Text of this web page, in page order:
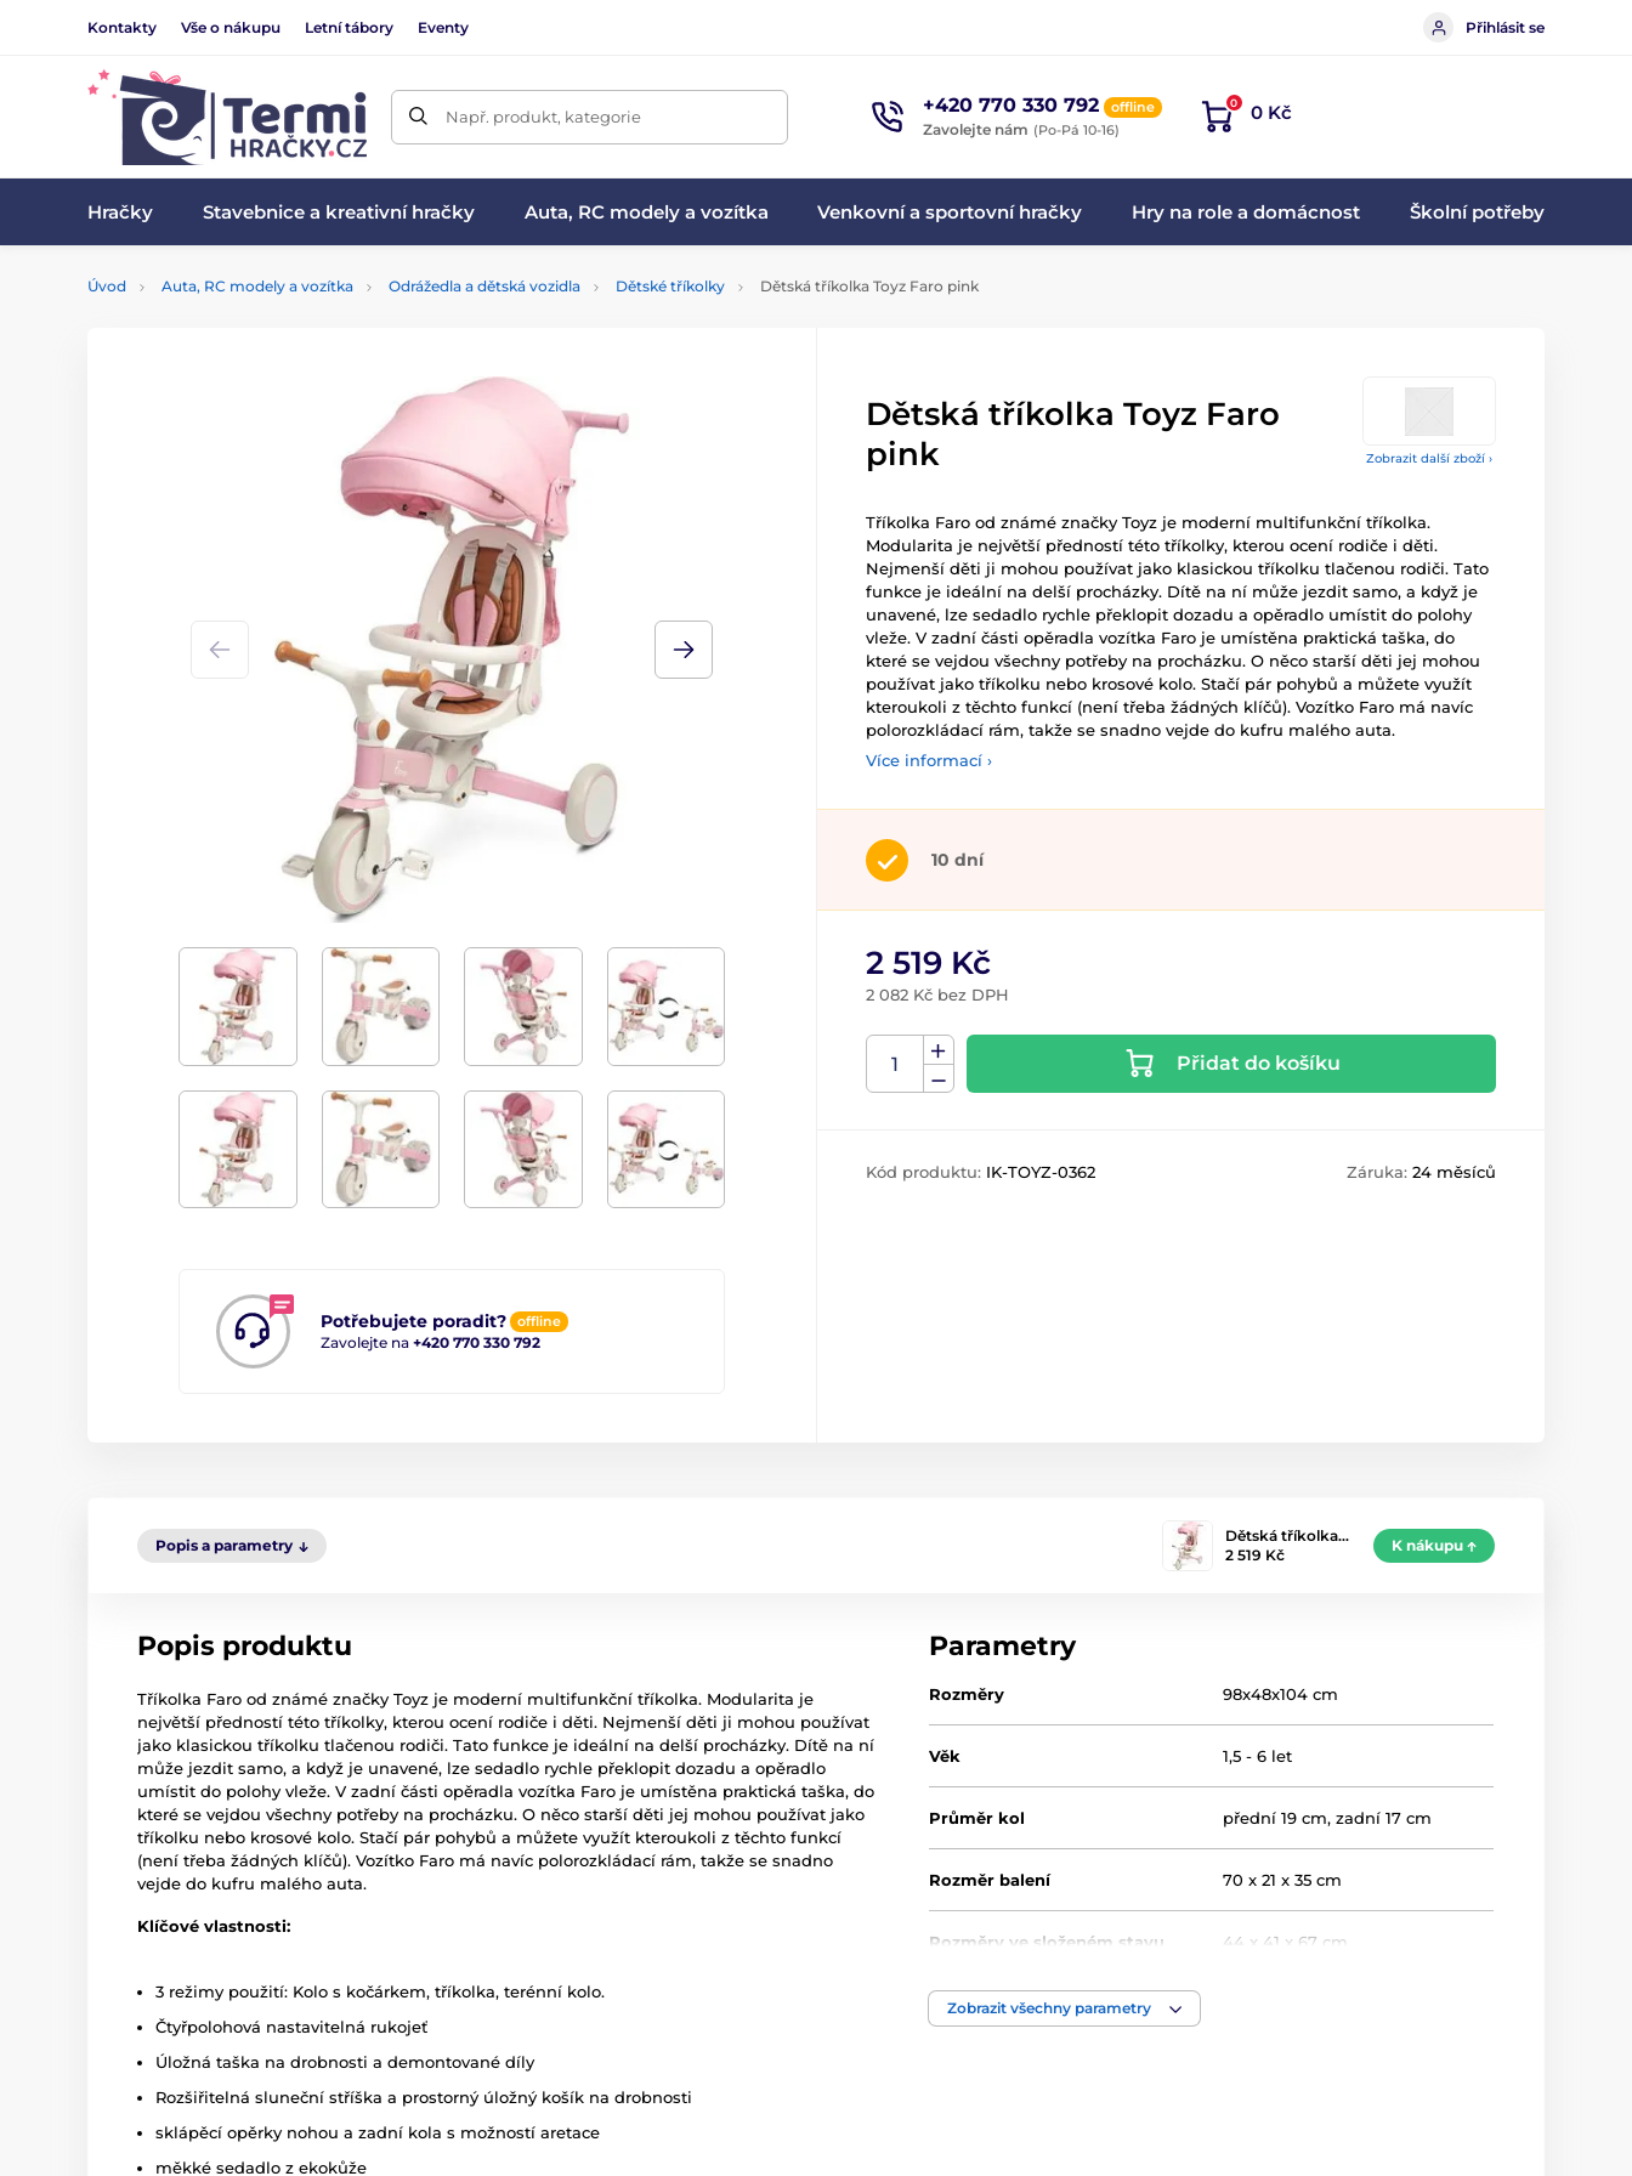
Kontakty Vše o nákupu Letní tábory Eventy Přihlásit se
Např. produkt, kategorie +420 770 330 792 offline
Zavolejte nám (Po-Pá 10-16)
0 0 Kč
Hračky Stavebnice a kreativní hračky Auta, RC modely a vozítka Venkovní a sportovní hračky Hry na role a domácnost Školní potřeby
Úvod Auta, RC modely a vozítka Odrážedla a dětská vozidla Dětské tříkolky Dětská tříkolka Toyz Faro pink
Zobrazit další zboží ›
Potřebujete poradit? offline
Zavolejte na +420 770 330 792
Dětská tříkolka Toyz Faro
pink
Tříkolka Faro od známé značky Toyz je moderní multifunkční tříkolka.
Modularita je největší předností této tříkolky, kterou ocení rodiče i děti.
Nejmenší děti ji mohou používat jako klasickou tříkolku tlačenou rodiči. Tato
funkce je ideální na delší procházky. Dítě na ní může jezdit samo, a když je
unavené, lze sedadlo rychle překlopit dozadu a opěradlo umístit do polohy
vleže. V zadní části opěradla vozítka Faro je umístěna praktická taška, do
které se vejdou všechny potřeby na procházku. O něco starší děti jej mohou
používat jako tříkolku nebo krosové kolo. Stačí pár pohybů a můžete využít
kteroukoli z těchto funkcí (není třeba žádných klíčů). Vozítko Faro má navíc
polorozkládací rám, takže se snadno vejde do kufru malého auta.
Více informací ›
10 dní
2 519 Kč
2 082 Kč bez DPH
Přidat do košíku
Kód produktu: IK-TOYZ-0362 Záruka: 24 měsíců
Popis a parametry
Dětská tříkolka…
2 519 Kč
K nákupu
Popis produktu
Tříkolka Faro od známé značky Toyz je moderní multifunkční tříkolka. Modularita je
největší předností této tříkolky, kterou ocení rodiče i děti. Nejmenší děti ji mohou používat
jako klasickou tříkolku tlačenou rodiči. Tato funkce je ideální na delší procházky. Dítě na ní
může jezdit samo, a když je unavené, lze sedadlo rychle překlopit dozadu a opěradlo
umístit do polohy vleže. V zadní části opěradla vozítka Faro je umístěna praktická taška, do
které se vejdou všechny potřeby na procházku. O něco starší děti jej mohou používat jako
tříkolku nebo krosové kolo. Stačí pár pohybů a můžete využít kteroukoli z těchto funkcí
(není třeba žádných klíčů). Vozítko Faro má navíc polorozkládací rám, takže se snadno
vejde do kufru malého auta.
Klíčové vlastnosti:
3 režimy použití: Kolo s kočárkem, tříkolka, terénní kolo.
Čtyřpolohová nastavitelná rukojeť
Úložná taška na drobnosti a demontované díly
Rozšiřitelná sluneční stříška a prostorný úložný košík na drobnosti
sklápěcí opěrky nohou a zadní kola s možností aretace
měkké sedadlo z ekokůže
Parametry
Rozměry 98x48x104 cm
Věk 1,5 - 6 let
Průměr kol přední 19 cm, zadní 17 cm
Rozměr balení 70 x 21 x 35 cm
Rozměry ve složeném stavu 44 x 41 x 67 cm
Max. nosnost
Zobrazit všechny parametry